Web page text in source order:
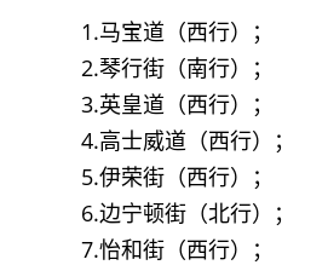
1.马宝道（西行）；
2.琴行街（南行）；
3.英皇道（西行）；
4.高士威道（西行）；
5.伊荣街（西行）；
6.边宁顿街（北行）；
7.怡和街（西行）；